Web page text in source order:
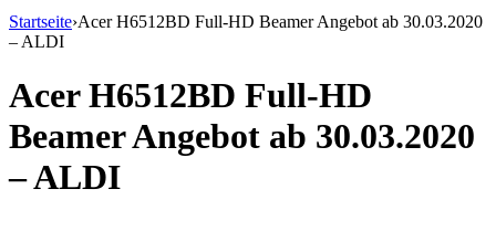
Startseite›Acer H6512BD Full-HD Beamer Angebot ab 30.03.2020
– ALDI
Acer H6512BD Full-HD
Beamer Angebot ab 30.03.2020
– ALDI